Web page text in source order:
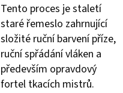
Tento proces je staletí
staré řemeslo zahrnující
složité ruční barvení příze,
ruční spřádání vláken a
především opravdový
fortel tkacích mistrů.